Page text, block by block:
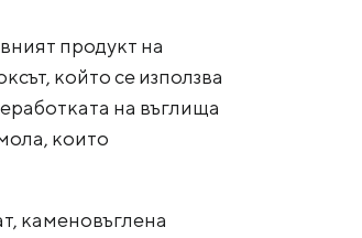
продукт на
който се използва
на въглища
които
каменовъглена